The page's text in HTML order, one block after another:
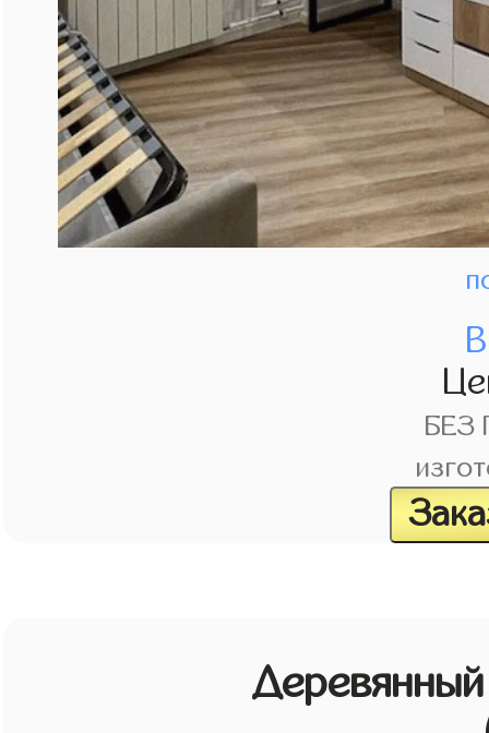
БЕЗ